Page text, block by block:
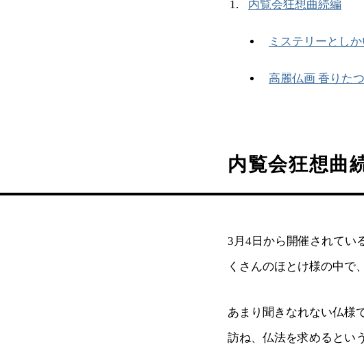
内覧会狂想曲続編
ミステリーとし
高麗仏画 香りた
内覧会狂想曲
3月4日から開催されてい
くさんのほとけ様の中で
あまり聞きなれない仏様
訪ね、仏法を求めるとい